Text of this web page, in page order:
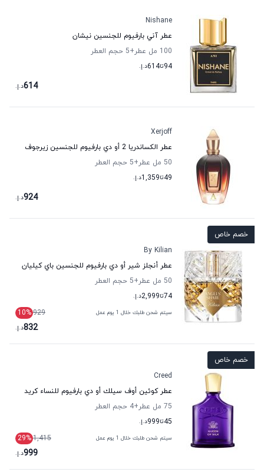
Nishane
عطر آني بارفيوم للجنسين نيشان
100 مل عطر
+5
حجم العطر
94تا614د.إ.
614د.إ.
Xerjoff
عطر الكساندريا 2 أو دي بارفيوم للجنسين زيرجوف
50 مل عطر
+5
حجم العطر
49تا1,359د.إ.
924د.إ.
خصم خاص
By Kilian
عطر أنجلز شير أو دي بارفيوم للجنسين باي كيليان
50 مل عطر
+5
حجم العطر
74تا2,999د.إ.
سيتم شحن طلبك خلال 1 يوم عمل 929
10%
832د.إ.
خصم خاص
Creed
عطر كوئين أوف سيلك أو دي بارفيوم للنساء كريد
75 مل عطر
+4
حجم العطر
45تا999د.إ.
سيتم شحن طلبك خلال 1 يوم عمل 1,415
29%
999د.إ.